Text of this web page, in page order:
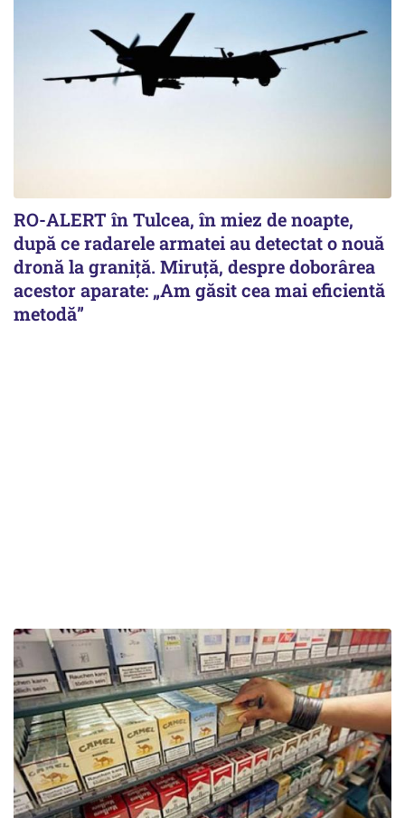
RO-ALERT în Tulcea, în miez de noapte,
după ce radarele armatei au detectat o nouă
dronă la graniță. Miruță, despre doborârea
acestor aparate: „Am găsit cea mai eficientă
metodă”